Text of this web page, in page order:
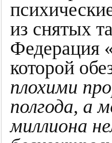
из снятых
Федерация
которой
плохими
полгода, а
миллиона